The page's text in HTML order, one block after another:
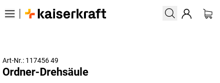
Art-Nr.: 117456 49
Ordner-Drehsäule